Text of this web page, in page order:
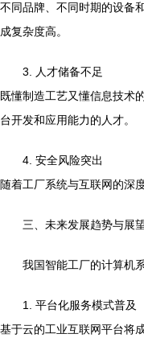
不同品牌、不同时期的设备
成复杂度高。
3. 人才储备不足
既懂制造工艺又懂信息技术
台开发和应用能力的人才。
4. 安全风险突出
随着工厂系统与互联网的深
三、未来发展趋势与展
我国智能工厂的计算机
1. 平台化服务模式普及
基于云的工业互联网平台将